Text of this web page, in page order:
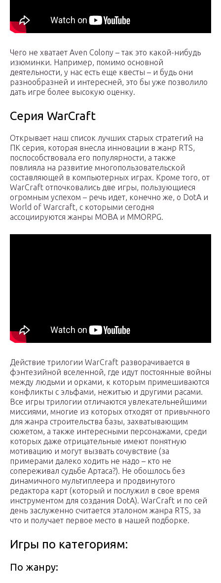
Чего не хватает Aven Colony – так это какой-нибудь
изюминки. Например, помимо основной
деятельности, у нас есть еще квесты – и будь они
разнообразней и интересней, это бы уже позволило
дать игре более высокую оценку.
Серия WarCraft
Открывает наш список лучших старых стратегий на
ПК серия, которая внесла инновации в жанр RTS,
поспособствовала его популярности, а также
повлияла на развитие многопользовательской
составляющей в компьютерных играх. Кроме того, от
WarCraft отпочковались две игры, пользующиеся
огромным успехом – речь идет, конечно же, о DotA и
World of Warcraft, с которыми сегодня
ассоциируются жанры MOBA и MMORPG.
Действие трилогии WarCraft разворачивается в
фэнтезийной вселенной, где идут постоянные войны
между людьми и орками, к которым примешиваются
конфликты с эльфами, нежитью и другими расами.
Все игры трилогии отличаются увлекательнейшими
миссиями, многие из которых отходят от привычного
для жанра строительства базы, захватывающим
сюжетом, а также интересными персонажами, среди
которых даже отрицательные имеют понятную
мотивацию и могут вызвать сочувствие (за
примерами далеко ходить не надо – кто не
сопереживал судьбе Артаса?). Не обошлось без
динамичного мультиплеера и продвинутого
редактора карт (который и послужил в свое время
инструментом для создания DotA). WarCraft и по сей
день заслуженно считается эталоном жанра RTS, за
что и получает первое место в нашей подборке.
Игры по категориям:
По жанру: